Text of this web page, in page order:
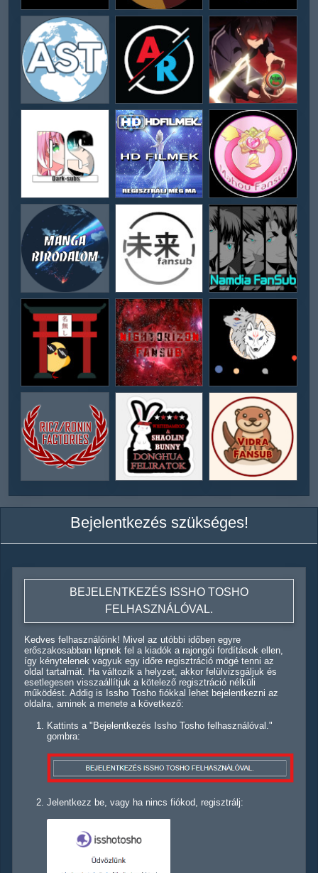
Bejelentkezés szükséges!
BEJELENTKEZÉS ISSHO TOSHO
FELHASZNÁLÓVAL.
Kedves felhasználóink! Mivel az utóbbi időben egyre
erőszakosabban lépnek fel a kiadók a rajongói fordítások ellen,
így kénytelenek vagyuk egy időre regisztráció mögé tenni az
oldal tartalmát. Ha változik a helyzet, akkor felülvizsgáljuk és
esetlegesen visszaállítjuk a kötelező regisztráció nélküli
működést. Addig is Issho Tosho fiókkal lehet bejelentkezni az
oldalra, aminek a menete a következő:
Kattints a "Bejelentkezés Issho Tosho felhasználóval."
gombra:
Jelentkezz be, vagy ha nincs fiókod, regisztrálj: